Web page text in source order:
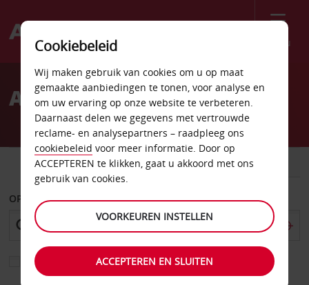
Menu
Welcome
AvisAutoverhuur Stamford
AUTO BESTELWAGEN
OPHALEN OP
Kies een ander afleverpunt
Cookiebeleid
Wij maken gebruik van cookies om u op maat
gemaakte aanbiedingen te tonen, voor analyse en
om uw ervaring op onze website te verbeteren.
Daarnaast delen we gegevens met vertrouwde
reclame- en analysepartners – raadpleeg ons
cookiebeleid voor meer informatie. Door op
ACCEPTEREN te klikken, gaat u akkoord met ons
gebruik van cookies.
VOORKEUREN INSTELLEN
ACCEPTEREN EN SLUITEN